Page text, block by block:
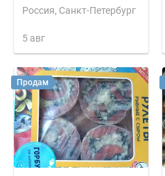
Россия, Санкт-Петербург
5 авг
Продам